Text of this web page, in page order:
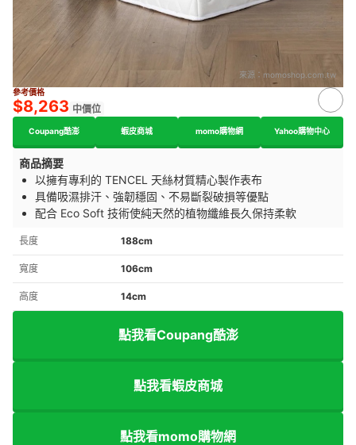
來源： momoshop.com.tw
參考價格
$8,263 中價位
Coupang酷澎 蝦皮商城 momo購物網 Yahoo購物中心
商品摘要
以擁有專利的 TENCEL 天絲材質精心製作表布
具備吸濕排汗、強韌穩固、不易斷裂破損等優點
配合 Eco Soft 技術使純天然的植物纖維長久保持柔軟
長度 188cm
寬度 106cm
高度 14cm
點我看Coupang酷澎
點我看蝦皮商城
點我看momo購物網